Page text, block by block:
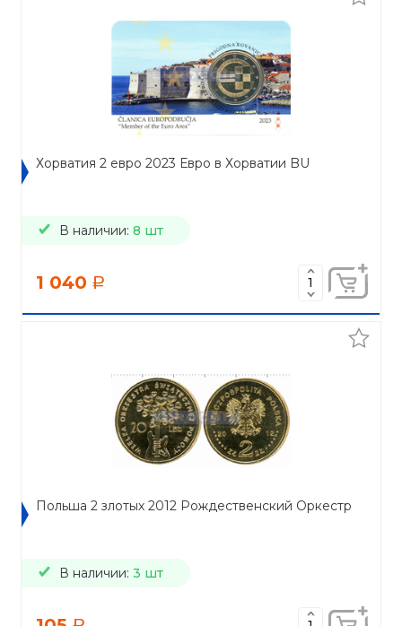
Хорватия 2 евро 2023 Евро в Хорватии BU
В наличии: 8 шт
1 040 a
Польша 2 злотых 2012 Рождественский Оркестр
В наличии: 3 шт